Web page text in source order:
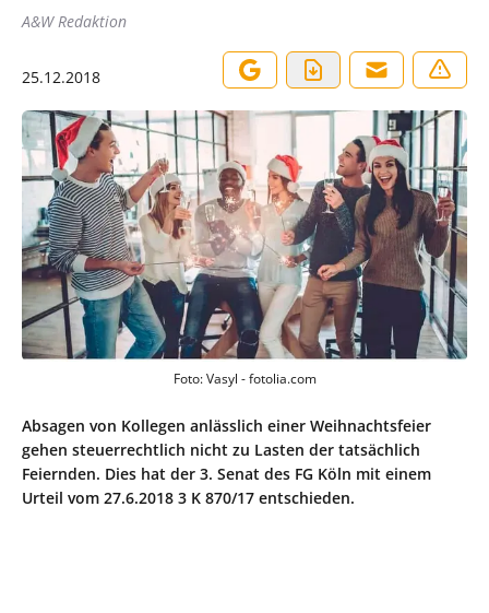
A&W Redaktion
25.12.2018
Foto: Vasyl - fotolia.com
Absagen von Kollegen anlässlich einer Weihnachtsfeier
gehen steuerrechtlich nicht zu Lasten der tatsächlich
Feiernden. Dies hat der 3. Senat des FG Köln mit einem
Urteil vom 27.6.2018 3 K 870/17 entschieden.